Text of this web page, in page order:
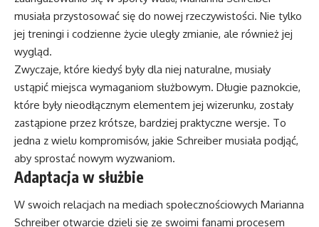
musiała przystosować się do nowej rzeczywistości. Nie tylko
jej treningi i codzienne życie uległy zmianie, ale również jej
wygląd.
Zwyczaje, które kiedyś były dla niej naturalne, musiały
ustąpić miejsca wymaganiom służbowym. Długie paznokcie,
które były nieodłącznym elementem jej wizerunku, zostały
zastąpione przez krótsze, bardziej praktyczne wersje. To
jedna z wielu kompromisów, jakie Schreiber musiała podjąć,
aby sprostać nowym wyzwaniom.
Adaptacja w służbie
W swoich relacjach na mediach społecznościowych Marianna
Schreiber otwarcie dzieli się ze swoimi fanami procesem